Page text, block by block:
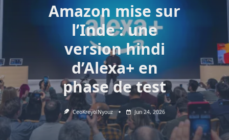
Amazon mise sur
l’Inde : une
version hindi
d’Alexa+ en
phase de test
CeoKreyolNyouz Jun 24, 2026